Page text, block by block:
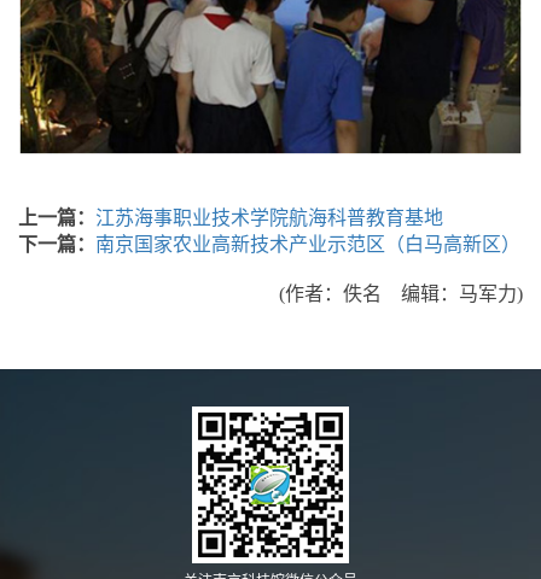
上一篇： 江苏海事职业技术学院航海科普教育基地
下一篇： 南京国家农业高新技术产业示范区（白马高新区）
(作者：佚名 编辑：马军力)